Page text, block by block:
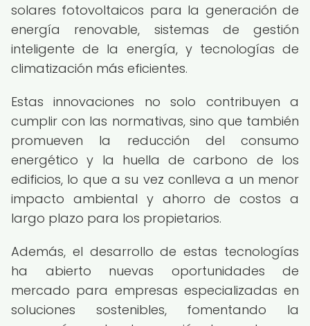
solares fotovoltaicos para la generación de
energía renovable, sistemas de gestión
inteligente de la energía, y tecnologías de
climatización más eficientes.
Estas innovaciones no solo contribuyen a
cumplir con las normativas, sino que también
promueven la reducción del consumo
energético y la huella de carbono de los
edificios, lo que a su vez conlleva a un menor
impacto ambiental y ahorro de costos a
largo plazo para los propietarios.
Además, el desarrollo de estas tecnologías
ha abierto nuevas oportunidades de
mercado para empresas especializadas en
soluciones sostenibles, fomentando la